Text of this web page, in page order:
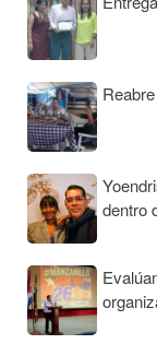
dentro